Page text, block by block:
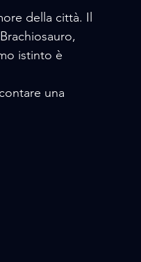
della città. Il
istinto è
una